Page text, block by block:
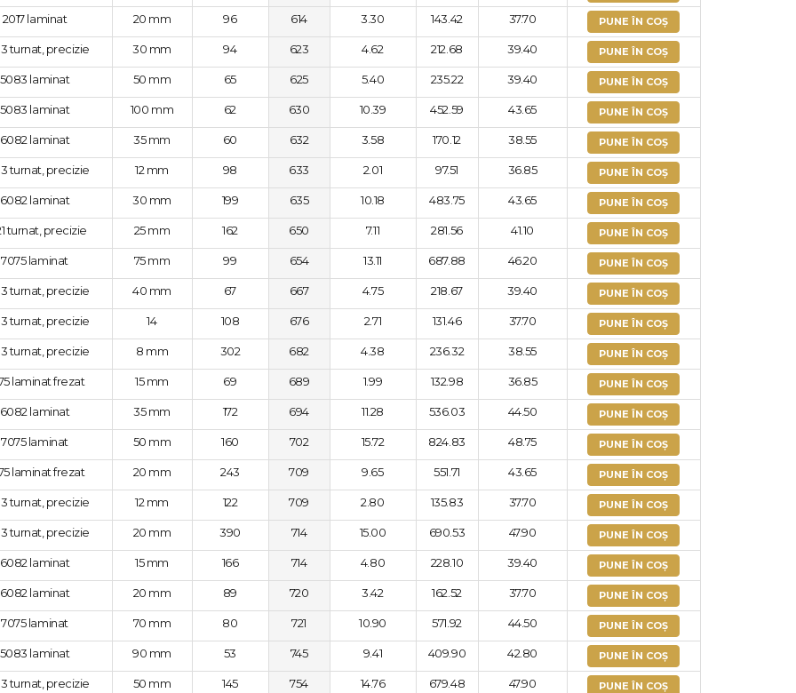
2017 laminat 20 mm 96 614 3.30 143.42 37.70 PUNE ÎN COȘ
turnat, precizie 30 mm 94 623 4.62 212.68 39.40 PUNE ÎN COȘ
5083 laminat 50 mm 65 625 5.40 235.22 39.40 PUNE ÎN COȘ
5083 laminat 100 mm 62 630 10.39 452.59 43.65 PUNE ÎN COȘ
6082 laminat 35 mm 60 632 3.58 170.12 38.55 PUNE ÎN COȘ
turnat, precizie 12 mm 98 633 2.01 97.51 36.85 PUNE ÎN COȘ
6082 laminat 30 mm 199 635 10.18 483.75 43.65 PUNE ÎN COȘ
turnat, precizie 25 mm 162 650 7.11 281.56 41.10 PUNE ÎN COȘ
7075 laminat 75 mm 99 654 13.11 687.88 46.20 PUNE ÎN COȘ
turnat, precizie 40 mm 67 667 4.75 218.67 39.40 PUNE ÎN COȘ
turnat, precizie 14 108 676 2.71 131.46 37.70 PUNE ÎN COȘ
turnat, precizie 8 mm 302 682 4.38 236.32 38.55 PUNE ÎN COȘ
laminat frezat 15 mm 69 689 1.99 132.98 36.85 PUNE ÎN COȘ
6082 laminat 35 mm 172 694 11.28 536.03 44.50 PUNE ÎN COȘ
7075 laminat 50 mm 160 702 15.72 824.83 48.75 PUNE ÎN COȘ
laminat frezat 20 mm 243 709 9.65 551.71 43.65 PUNE ÎN COȘ
turnat, precizie 12 mm 122 709 2.80 135.83 37.70 PUNE ÎN COȘ
turnat, precizie 20 mm 390 714 15.00 690.53 47.90 PUNE ÎN COȘ
6082 laminat 15 mm 166 714 4.80 228.10 39.40 PUNE ÎN COȘ
6082 laminat 20 mm 89 720 3.42 162.52 37.70 PUNE ÎN COȘ
7075 laminat 70 mm 80 721 10.90 571.92 44.50 PUNE ÎN COȘ
5083 laminat 90 mm 53 745 9.41 409.90 42.80 PUNE ÎN COȘ
turnat, precizie 50 mm 145 754 14.76 679.48 47.90 PUNE ÎN COȘ